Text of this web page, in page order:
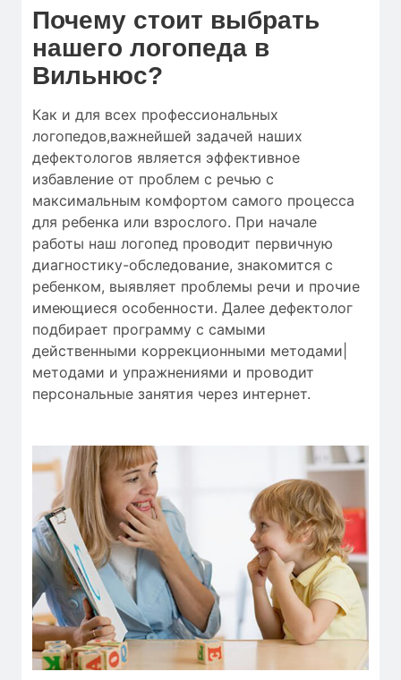
Почему стоит выбрать
нашего логопеда в
Вильнюс?
Как и для всех профессиональных
логопедов,важнейшей задачей наших
дефектологов является эффективное
избавление от проблем с речью с
максимальным комфортом самого процесса
для ребенка или взрослого. При начале
работы наш логопед проводит первичную
диагностику-обследование, знакомится с
ребенком, выявляет проблемы речи и прочие
имеющиеся особенности. Далее дефектолог
подбирает программу с самыми
действенными коррекционными методами|
методами и упражнениями и проводит
персональные занятия через интернет.